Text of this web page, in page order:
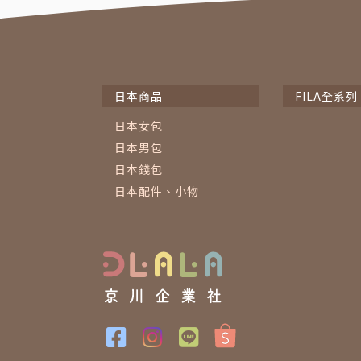
日本商品
日本女包
日本男包
日本錢包
日本配件、小物
FILA全系列